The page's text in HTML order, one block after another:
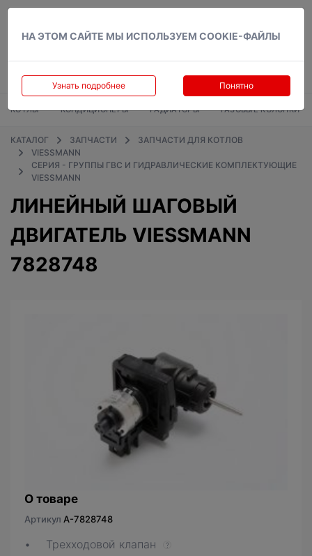
НА ЭТОМ САЙТЕ МЫ ИСПОЛЬЗУЕМ COOKIE-ФАЙЛЫ
Узнать подробнее Понятно
КОТЛЫ КОНДИЦИОНЕРЫ РАДИАТОРЫ ГАЗОВЫЕ КОЛОНКИ
КАТАЛОГ ЗАПЧАСТИ
ЗАПЧАСТИ ДЛЯ КОТЛОВ
VIESSMANN
СЕРИЯ - ГРУППЫ ГВС И ГИДРАВЛИЧЕСКИЕ КОМПЛЕКТУЮЩИЕ
VIESSMANN
ЛИНЕЙНЫЙ ШАГОВЫЙ
ДВИГАТЕЛЬ VIESSMANN
7828748
О товаре
Артикул A-7828748
Трехходовой клапан ?